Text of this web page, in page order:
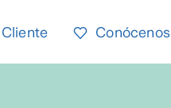
Conócenos